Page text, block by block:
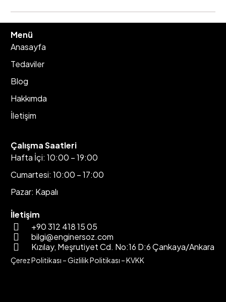
Menü
Anasayfa
Tedaviler
Blog
Hakkımda
İletişim
Çalışma Saatleri
Hafta İçi: 10:00 – 19:00
Cumartesi: 10:00 – 17:00
Pazar: Kapalı
İletişim
+90 312 418 15 05
bilgi@enginersoz.com
Kızılay, Meşrutiyet Cd. No:16 D:6 Çankaya/Ankara
Çerez Politikası –Gizlilik Politikası –KVKK